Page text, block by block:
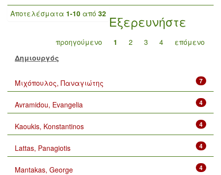
Αποτελέσματα 1-10 από 32
προηγούμενο 1 2 3 4 επόμενο
Εξερευνήστε
Δημιουργός
7
Μιχόπουλος, Παναγιώτης
4
Avramidou, Evangelia
4
Kaoukis, Konstantinos
4
Lattas, Panagiotis
4
Mantakas, George